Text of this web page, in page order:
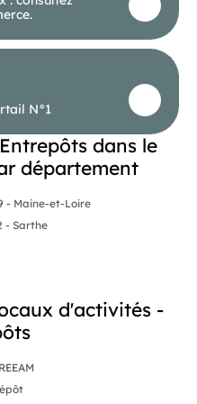
N°1
dans le
département
- Maine-et-Loire
- Sarthe
d'activités -